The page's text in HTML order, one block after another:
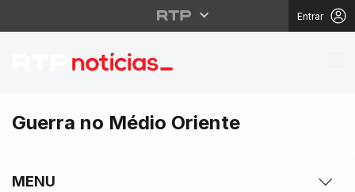
Entrar
Hamas. Nova
Guerra no Médio Oriente
MENU